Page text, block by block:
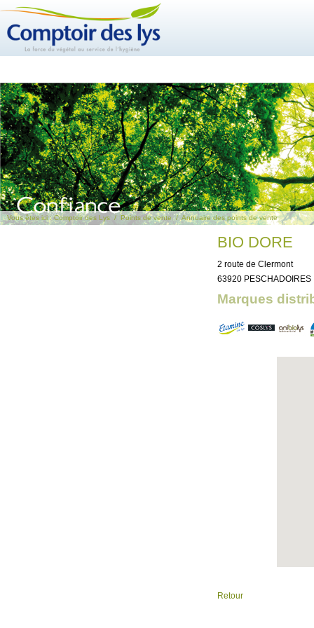
Vous êtes ici : Comptoir des Lys /Points de vente /Annuaire des points de vente
BIO DORE
2 route de Clermont
63920 PESCHADOIRES
Marques
Retour